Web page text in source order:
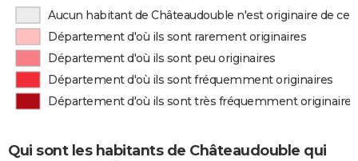
Aucun habitant de Châteaudouble n'est originaire de ce
Département d'où ils sont rarement originaires
Département d'où ils sont peu originaires
Département d'où ils sont fréquemment originaires
Département d'où ils sont très fréquemment originaires
Qui sont les habitants de Châteaudouble qui